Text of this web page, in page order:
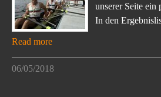
unserer Seite ein
In den
Read more
06/05/2018